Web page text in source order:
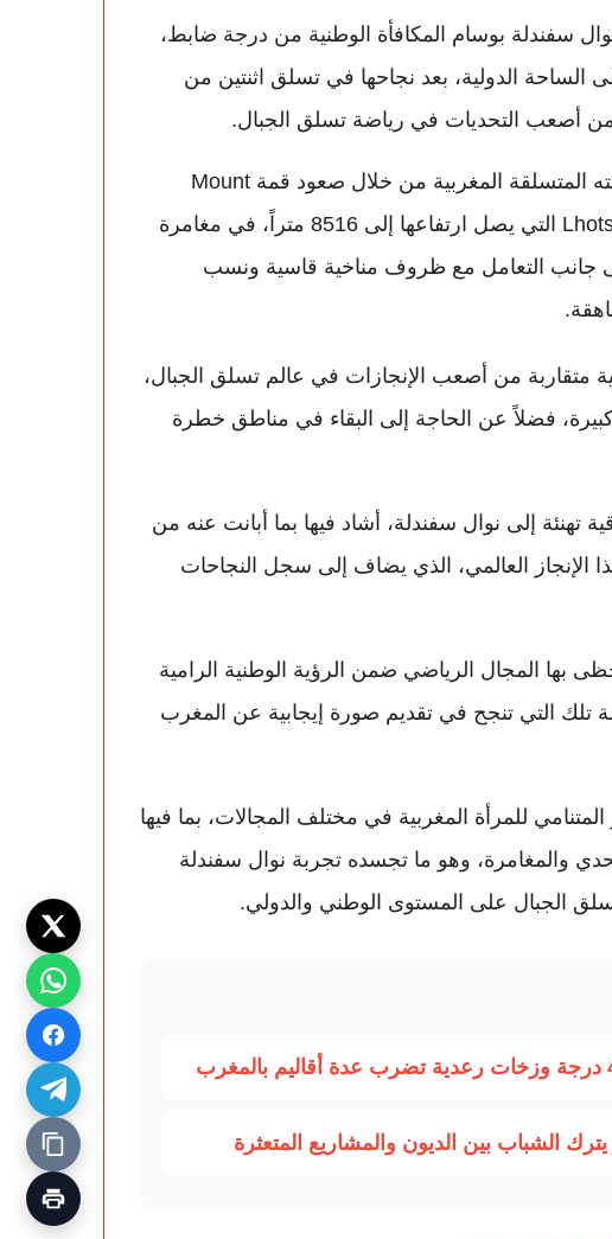
سفندلة بوسام المكافأة الوطنية من درجة ضابط،
الساحة الدولية، بعد نجاحها في تسلق اثنتين من
أصعب التحديات في رياضة تسلق الجبال.
وجاء هذا التكريم بعد الإنجاز اللافت الذي حققته المتسلقة المغربية من خلال صعود قمة Mount
Everest البالغ ارتفاعها 8849 متراً، ثم قمة Lhotse التي يصل ارتفاعها إلى 8516 متراً، في مغامرة
جانب التعامل مع ظروف مناخية قاسية ونسب
متقاربة من أصعب الإنجازات في عالم تسلق الجبال،
فضلاً عن الحاجة إلى البقاء في مناطق خطرة
إلى نوال سفندلة، أشاد فيها بما أبانت عنه من
الإنجاز العالمي، الذي يضاف إلى سجل النجاحات
بها المجال الرياضي ضمن الرؤية الوطنية الرامية
تلك التي تنجح في تقديم صورة إيجابية عن المغرب
للمرأة المغربية في مختلف المجالات، بما فيها
والمغامرة، وهو ما تجسده تجربة نوال سفندلة
الجبال على المستوى الوطني والدولي.
الشباب بين الديون والمشاريع المتعثرة